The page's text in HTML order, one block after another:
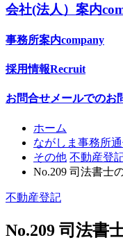
会社(法人）案内
事務所案内company
採用情報Recruit
お問合せメールでのお
ホーム
ながしま事務所
その他 不動産登
No.209 司法書士
不動産登記
No.209 司法書